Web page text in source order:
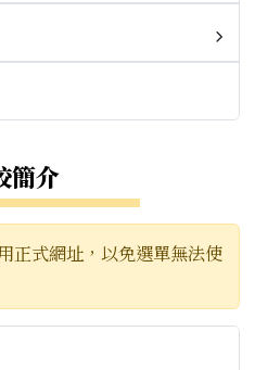
點
簡介
正式網址，以免選單無法使